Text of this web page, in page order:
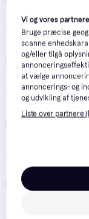
Fri fragt,
49 kr.
Vi og vores
Bruge præcise
scanne
og/eller tilgå
at vælge
annoncerings- og
og udvikling af
Liste over partnere